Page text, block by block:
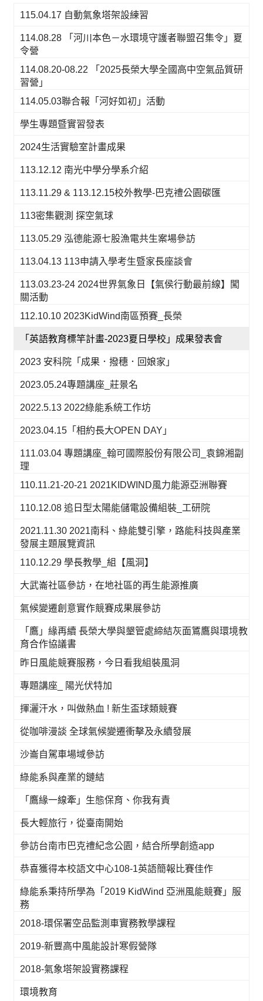
115.04.17 自動氣象塔架設練習
114.08.28 「河川本色－水環境守護者聯盟召集令」夏
令營
114.08.20-08.22 「2025長榮大學全國高中空氣品質研
習營」
114.05.03聯合報「河好如初」活動
學生專題暨實習發表
2024生活實驗室計畫成果
113.12.12 南光中學分學系介紹
113.11.29 & 113.12.15校外教學-巴克禮公園碳匯
113密集觀測 探空氣球
113.05.29 泓德能源七股漁電共生案場參訪
113.04.13 113申請入學考生暨家長座談會
113.03.23-24 2024世界氣象日【氣侯行動最前線】闖
關活動
112.10.10 2023KidWind南區預賽_長榮
「英語教育標竿計畫-2023夏日學校」成果發表會
2023 安科院「成果．撥穗．回娘家」
2023.05.24專題講座_莊景名
2022.5.13 2022綠能系統工作坊
2023.04.15「相約長大OPEN DAY」
111.03.04 專題講座_翰可國際股份有限公司_袁錦湘副
理
110.11.21-20-21 2021KIDWIND風力能源亞洲聯賽
110.12.08 追日型太陽能儲電設備組裝_工研院
2021.11.30 2021南科、綠能雙引擎，路能科技與產業
發展主題展覽資訊
110.12.29 學長教學_組【風洞】
大武崙社區參訪，在地社區的再生能源推廣
氣候變遷創意實作競賽成果展參訪
「鷹」緣再續 長榮大學與墾管處締結灰面鵟鷹與環境教
育合作協議書
昨日風能競賽服務，今日看我組裝風洞
專題講座_ 陽光伏特加
揮灑汗水，叫做熱血 ! 新生盃球類競賽
從咖啡漫談 全球氣候變遷衝擊及永續發展
沙崙自駕車場域參訪
綠能系與產業的鏈結
「鷹緣一線牽」生態保育、你我有責
長大輕旅行，從臺南開始
參訪台南市巴克禮紀念公園，結合所學創造app
恭喜獲得本校語文中心108-1英語簡報比賽佳作
綠能系秉持所學為「2019 KidWind 亞洲風能競賽」服
務
2018-環保署空品監測車實務教學課程
2019-新豐高中風能設計寒假營隊
2018-氣象塔架設實務課程
環境教育